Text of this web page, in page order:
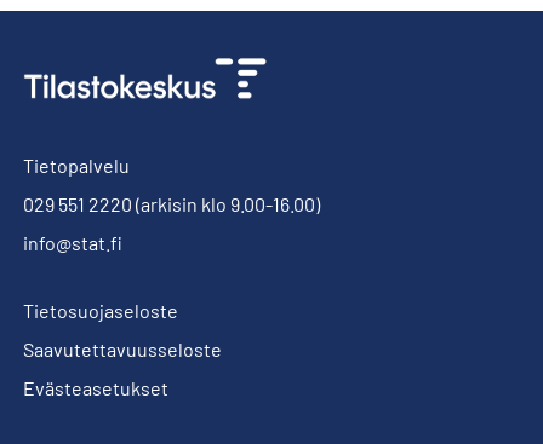
Tietopalvelu
029 551 2220 (arkisin klo 9.00-16.00)
info@stat.fi
Tietosuojaseloste
Saavutettavuusseloste
Evästeasetukset